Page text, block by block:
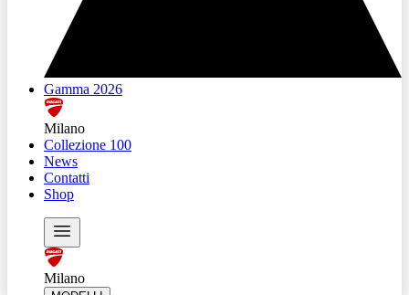
Gamma 2026
Milano
Collezione 100
News
Contatti
Shop
Milano